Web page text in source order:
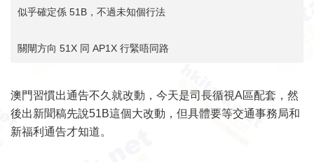
似乎確定係 51B，不過未知個行法
關閘方向 51X 同 AP1X 行緊唔同路
澳門習慣出通告不久就改動，今天是司長循視A區配套，然
後出新聞稿先說51B這個大改動，但具體要等交通事務局和
新福利通告才知道。